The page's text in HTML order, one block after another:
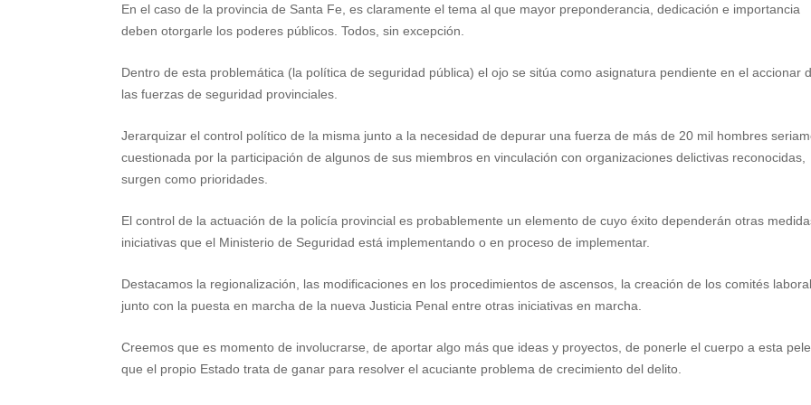
En el caso de la provincia de Santa Fe, es claramente el tema al que mayor preponderancia, dedicación e importancia
deben otorgarle los poderes públicos. Todos, sin excepción.
Dentro de esta problemática (la política de seguridad pública) el ojo se sitúa como asignatura pendiente en el accionar
las fuerzas de seguridad provinciales.
Jerarquizar el control político de la misma junto a la necesidad de depurar una fuerza de más de 20 mil hombres
cuestionada por la participación de algunos de sus miembros en vinculación con organizaciones delictivas reconocidas,
surgen como prioridades.
El control de la actuación de la policía provincial es probablemente un elemento de cuyo éxito dependerán otras
iniciativas que el Ministerio de Seguridad está implementando o en proceso de implementar.
Destacamos la regionalización, las modificaciones en los procedimientos de ascensos, la creación de los comités
junto con la puesta en marcha de la nueva Justicia Penal entre otras iniciativas en marcha.
Creemos que es momento de involucrarse, de aportar algo más que ideas y proyectos, de ponerle el cuerpo a esta
que el propio Estado trata de ganar para resolver el acuciante problema de crecimiento del delito.